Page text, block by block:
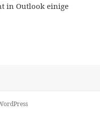
in Outlook einige
Jours Fixes effizient planen